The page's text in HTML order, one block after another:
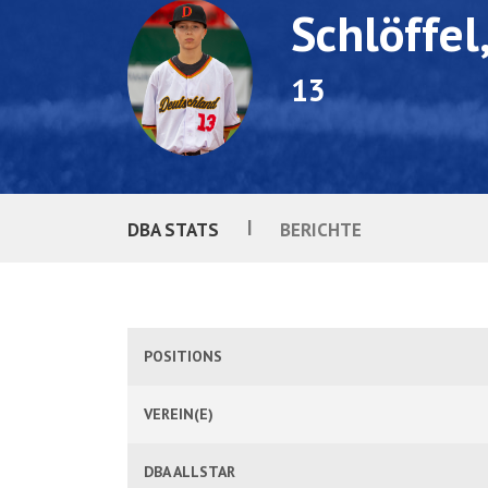
13
DBA STATS | BERICHTE
POSITIONS
VEREIN(E)
DBA ALLSTAR